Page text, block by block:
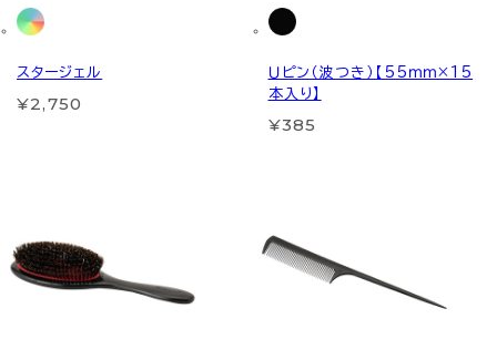
スタージェル
¥2,750
Ｕピン（波つき）【55ｍｍ×15
本入り】
¥385